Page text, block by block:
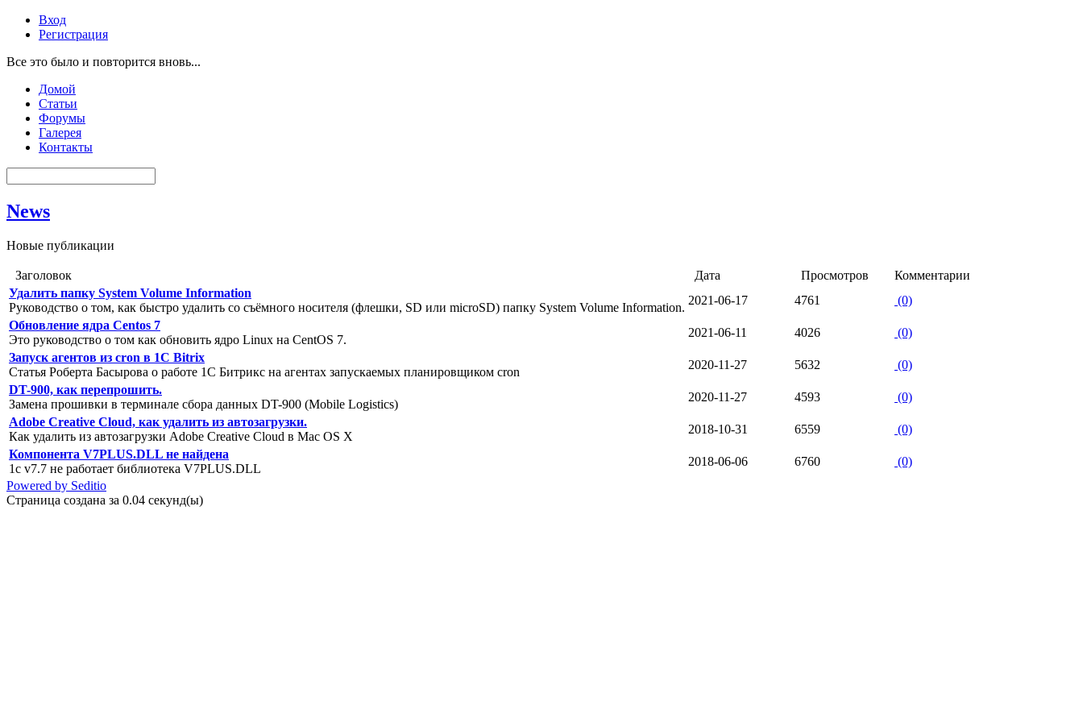
Вход
Регистрация
Все это было и повторится вновь...
Домой
Статьи
Форумы
Галерея
Контакты
News
Новые публикации
Заголовок Дата Просмотров
Комментарии
Удалить папку System Volume Information
Руководство о том, как быстро удалить со съёмного носителя (флешки, SD или microSD) папку System Volume Information.
2021-06-17 4761
(0)
Обновление ядра Centos 7
Это руководство о том как обновить ядро Linux на CentOS 7.
2021-06-11 4026
(0)
Запуск агентов из cron в 1C Bitrix
Статья Роберта Басырова о работе 1С Битрикс на агентах запускаемых планировщиком cron
2020-11-27 5632
(0)
DT-900, как перепрошить.
Замена прошивки в терминале сбора данных DT-900 (Mobile Logistics)
2020-11-27 4593
(0)
Adobe Creative Cloud, как удалить из автозагрузки.
Как удалить из автозагрузки Adobe Creative Cloud в Mac OS X
2018-10-31 6559
(0)
Компонента V7PLUS.DLL не найдена
1c v7.7 не работает библиотека V7PLUS.DLL
2018-06-06 6760
(0)
Powered by Seditio
Страница создана за 0.04 секунд(ы)